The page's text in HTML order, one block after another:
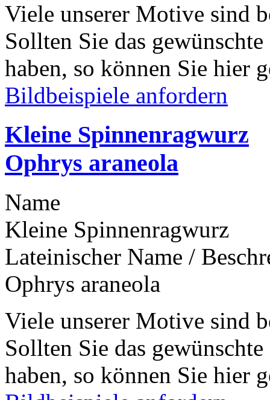
Viele unserer Motive sind
Sollten Sie das
haben, so können Sie hier
Bildbeispiele anfordern
Kleine Spinnenragwurz
Ophrys araneola
Name
Kleine Spinnenragwurz
Lateinischer Name /
Ophrys araneola
Viele unserer Motive sind
Sollten Sie das
haben, so können Sie hier